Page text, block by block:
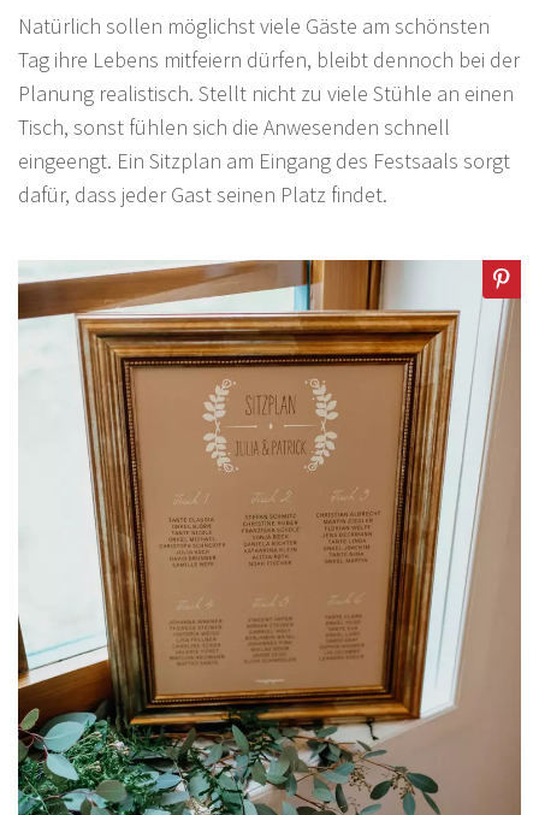
Natürlich sollen möglichst viele Gäste am schönsten
Tag ihre Lebens mitfeiern dürfen, bleibt dennoch bei der
Planung realistisch. Stellt nicht zu viele Stühle an einen
Tisch, sonst fühlen sich die Anwesenden schnell
eingeengt. Ein Sitzplan am Eingang des Festsaals sorgt
dafür, dass jeder Gast seinen Platz findet.